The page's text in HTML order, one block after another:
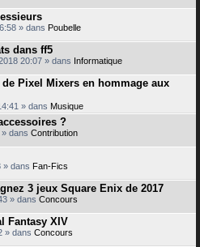
» dans Poubelle
dans ff5
20:07 » dans Informatique
Pixel Mixers en hommage aux
» dans Musique
?
dans Contribution
» dans Fan-Fics
3 jeux Square Enix de 2017
» dans Concours
Fantasy XIV
» dans Concours